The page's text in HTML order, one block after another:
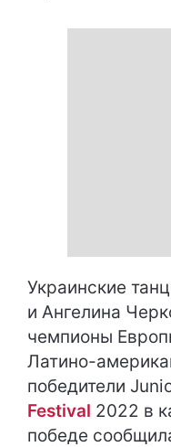
Украинские
и Ангелина
чемпионы
Латино-
победители
Festival 2022 в
победе